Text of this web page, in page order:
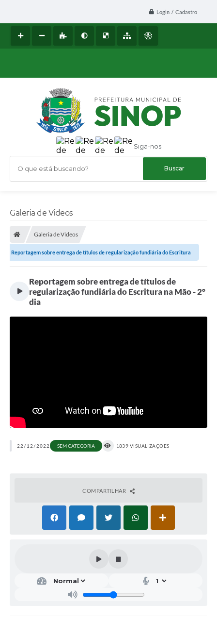
Login / Cadastro
Siga-nos
O que está buscando?
Galeria de Vídeos
Galeria de Vídeos
Reportagem sobre entrega de títulos de regularização fundiária do Escritura
Reportagem sobre entrega de títulos de
regularização fundiária do Escritura na Mão - 2°
dia
22/12/2022 SEM CATEGORIA 1839 VISUALIZAÇÕES
COMPARTILHAR